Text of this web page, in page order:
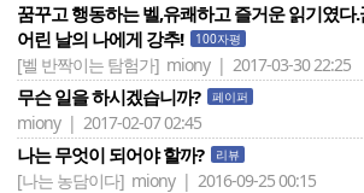
꿈꾸고 행동하는 벨,유쾌하고 즐거운 읽기였다
어린 날의 나에게 강추!
100자평
[벨 반짝이는 탐험가] miony | 2017-03-30 22:25
무슨 일을 하시겠습니까? 페이퍼
miony | 2017-02-07 02:45
나는 무엇이 되어야 할까? 리뷰
[나는 농담이다] miony | 2016-09-25 00:15